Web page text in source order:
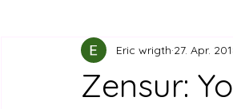
Cannabis als Rohstoff und
Zensur:
Eric wrigth 27. Apr.